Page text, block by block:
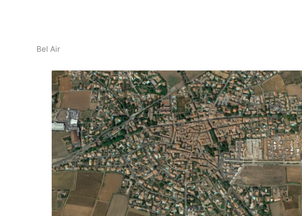
Bel Air